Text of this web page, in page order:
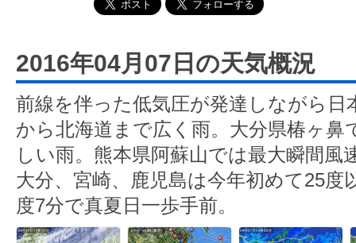
2016年04月07日の天気概況
前線を伴った低気圧が発達しながら日
から北海道まで広く雨。大分県椿ヶ鼻
しい雨。熊本県阿蘇山では最大瞬間風
大分、宮崎、鹿児島は今年初めて25度
度7分で真夏日一歩手前。